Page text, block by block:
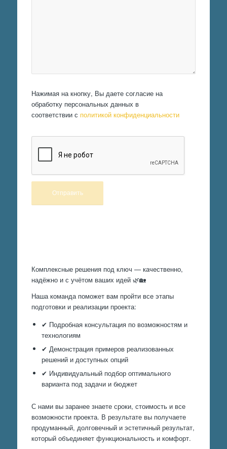
Нажимая на кнопку, Вы даете согласие на
обработку персональных данных в
соответствии с политикой конфиденциальности
Комплексные решения под ключ — качественно,
надёжно и с учётом ваших идей 🌿🏡
Наша команда поможет вам пройти все этапы
подготовки и реализации проекта:
✔ Подробная консультация по возможностям и
технологиям
✔ Демонстрация примеров реализованных
решений и доступных опций
✔ Индивидуальный подбор оптимального
варианта под задачи и бюджет
С нами вы заранее знаете сроки, стоимость и все
возможности проекта. В результате вы получаете
продуманный, долговечный и эстетичный результат,
который объединяет функциональность и комфорт.